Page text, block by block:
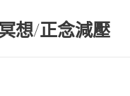
想/正念減壓